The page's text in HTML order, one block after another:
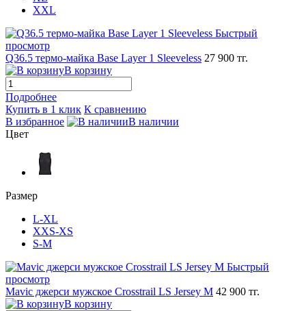
XXL
Быстрый
просмотр
Q36.5 термо-майка Base Layer 1 Sleeveless 27 900 тг.
В корзину
Подробнее
Купить в 1 клик К сравнению
В избранное
В наличии
Цвет
Размер
L-XL
XXS-XS
S-M
Быстрый
просмотр
Mavic джерси мужское Crosstrail LS Jersey M 42 900 тг.
В корзину